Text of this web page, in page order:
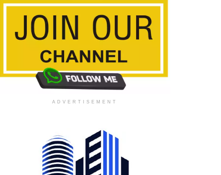
ADVERTISEMENT